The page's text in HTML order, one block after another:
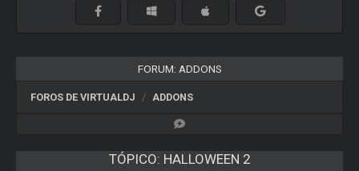
FORUM: ADDONS
FOROS DE VIRTUALDJ ADDONS
TÓPICO: HALLOWEEN 2